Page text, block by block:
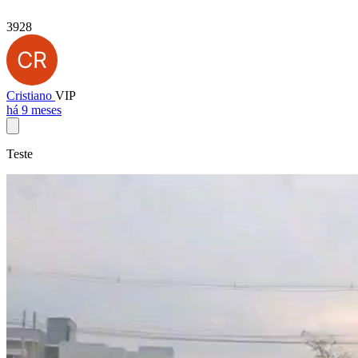
3928
Cristiano VIP
há 9 meses
Teste